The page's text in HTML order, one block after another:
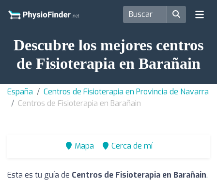
Descubre los mejores centros
de Fisioterapia en Barañain
España
Centros de Fisioterapia en Provincia de Navarra
Centros de Fisioterapia en Barañain
Mapa Cerca de mí
Esta es tu guía de Centros de Fisioterapia en Barañain.